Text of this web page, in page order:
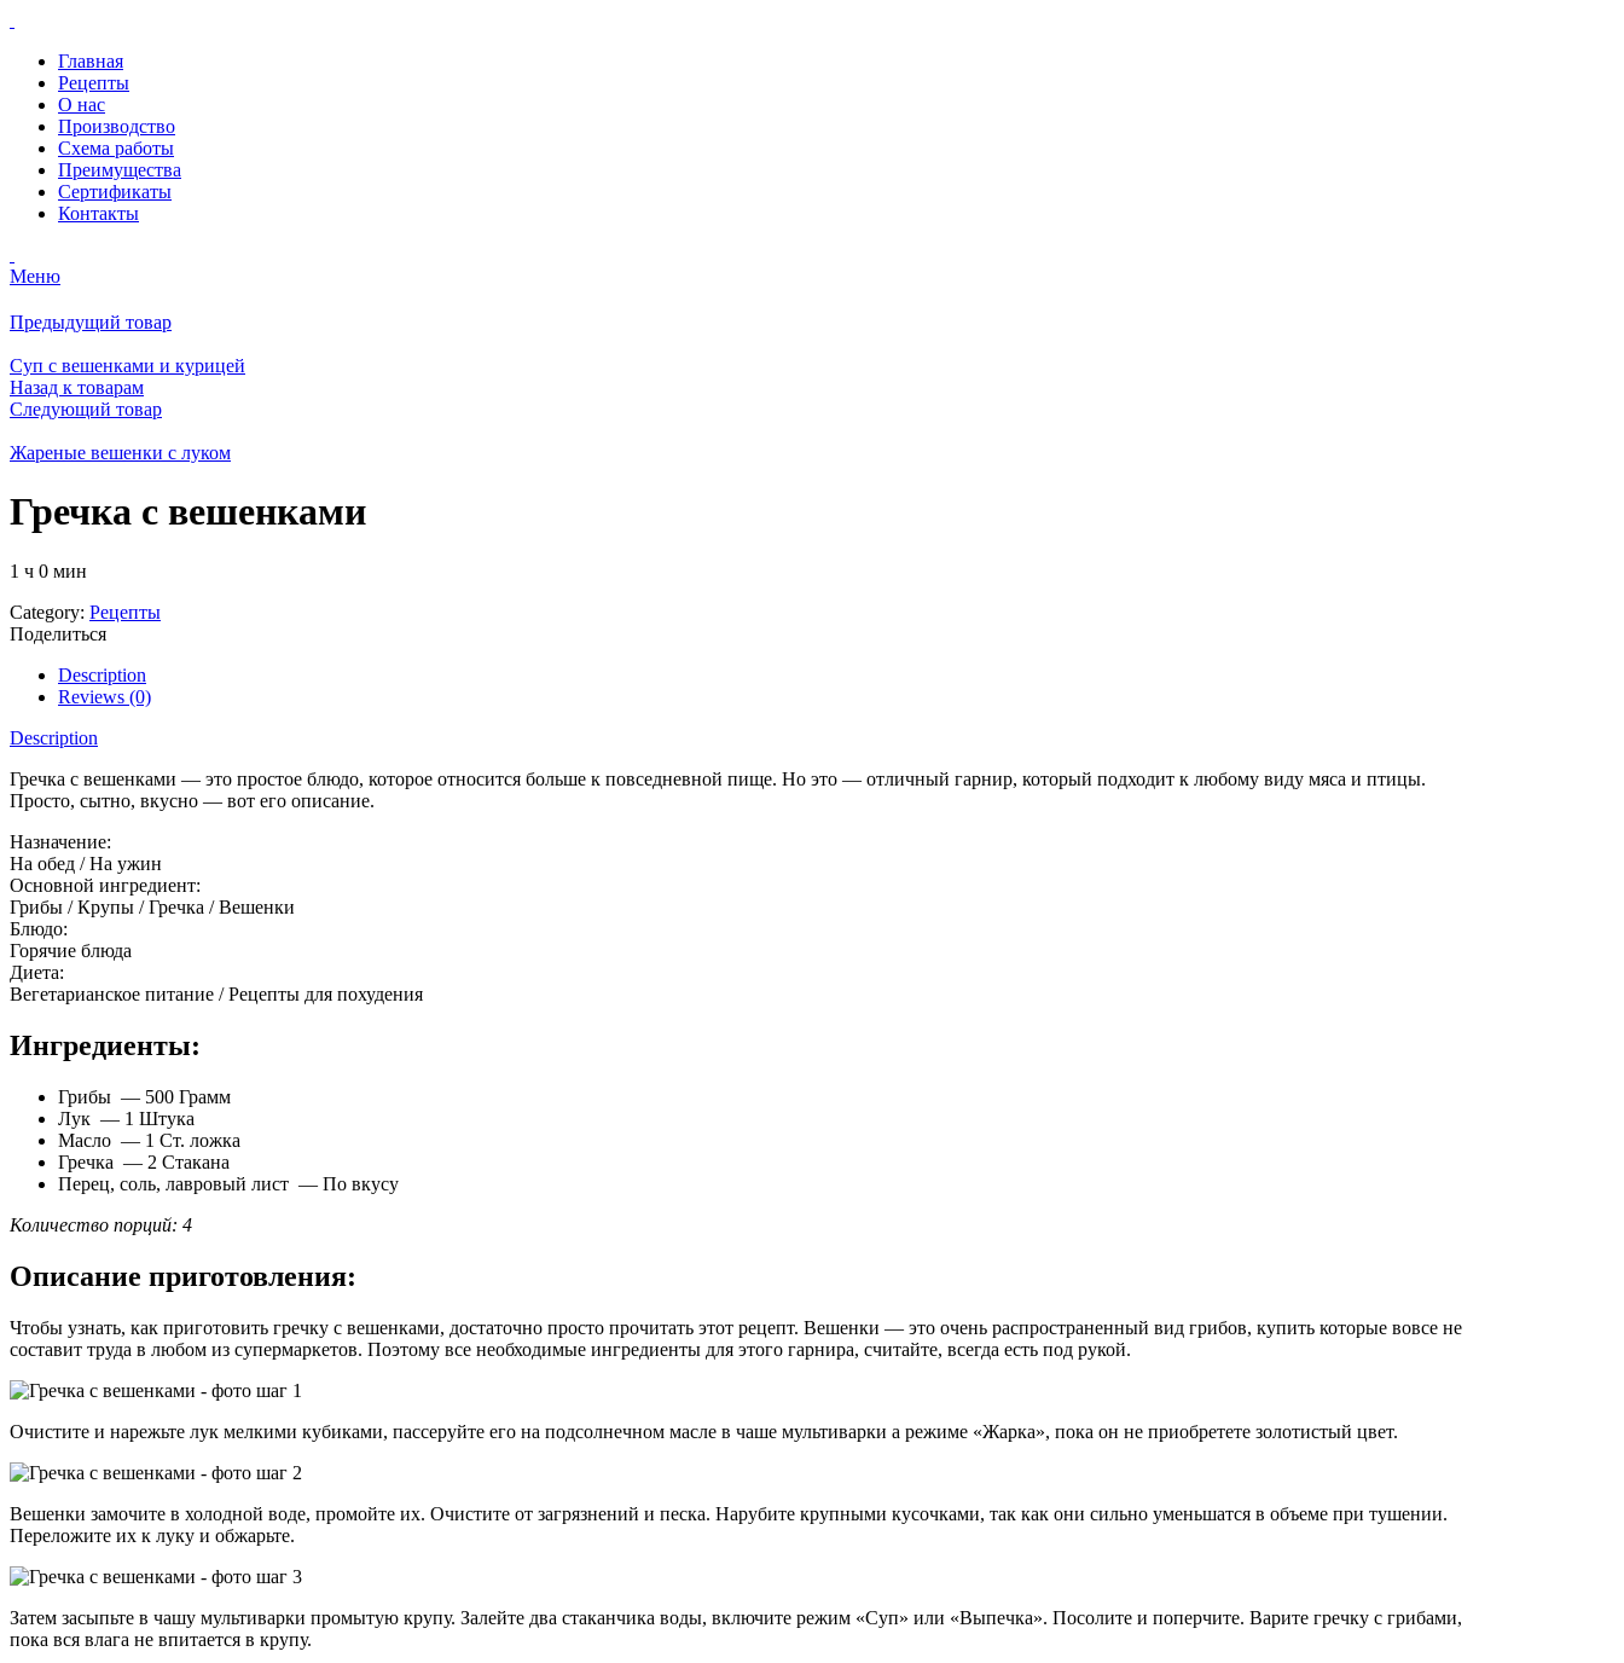
Главная
Рецепты
О нас
Производство
Схема работы
Преимущества
Сертификаты
Контакты
Меню
Предыдущий товар
Cуп с вешенками и курицей
Назад к товарам
Следующий товар
Жареные вешенки с луком
Гречка с вешенками
1 ч 0 мин
Category: Рецепты
Поделиться
Description
Reviews (0)
Description
Гречка с вешенками — это простое блюдо, которое относится больше к повседневной пище. Но это — отличный гарнир, который подходит к любому виду мяса и птицы.
Просто, сытно, вкусно — вот его описание.
Назначение:
На обед /На ужин
Основной ингредиент:
Грибы /Крупы /Гречка /Вешенки
Блюдо:
Горячие блюда
Диета:
Вегетарианское питание /Рецепты для похудения
Ингредиенты:
Грибы — 500 Грамм
Лук — 1 Штука
Масло — 1 Ст. ложка
Гречка — 2 Стакана
Перец, соль, лавровый лист — По вкусу
Количество порций: 4
Описание приготовления:
Чтобы узнать, как приготовить гречку с вешенками, достаточно просто прочитать этот рецепт. Вешенки — это очень распространенный вид грибов, купить которые вовсе не
составит труда в любом из супермаркетов. Поэтому все необходимые ингредиенты для этого гарнира, считайте, всегда есть под рукой.
Очистите и нарежьте лук мелкими кубиками, пассеруйте его на подсолнечном масле в чаше мультиварки а режиме «Жарка», пока он не приобретете золотистый цвет.
Вешенки замочите в холодной воде, промойте их. Очистите от загрязнений и песка. Нарубите крупными кусочками, так как они сильно уменьшатся в объеме при тушении.
Переложите их к луку и обжарьте.
Затем засыпьте в чашу мультиварки промытую крупу. Залейте два стаканчика воды, включите режим «Суп» или «Выпечка». Посолите и поперчите. Варите гречку с грибами,
пока вся влага не впитается в крупу.